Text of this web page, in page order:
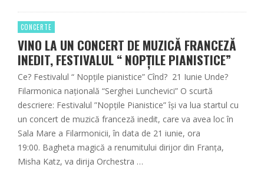
CONCERTE
VINO LA UN CONCERT DE MUZICĂ FRANCEZĂ
INEDIT, FESTIVALUL “ NOPȚILE PIANISTICE”
Ce? Festivalul “ Nopțile pianistice” Cînd? 21 Iunie Unde?
Filarmonica națională “Serghei Lunchevici” O scurtă
descriere: Festivalul ”Nopțile Pianistice” își va lua startul cu
un concert de muzică franceză inedit, care va avea loc în
Sala Mare a Filarmonicii, în data de 21 iunie, ora
19:00. Bagheta magică a renumitului dirijor din Franța,
Misha Katz, va dirija Orchestra …